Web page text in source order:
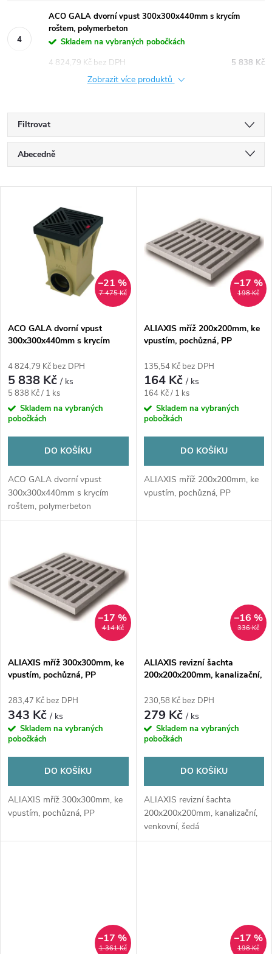
ACO GALA dvorní vpust 300x300x440mm s krycím
roštem, polymerbeton
Skladem na vybraných pobočkách
5 838 Kč
4 824,79 Kč bez DPH
Zobrazit více produktů
Filtrovat
Ř
a
p
r
o
d
u
k
t
Abecedně
Nejprodávanější
s
p
r
o
d
u
k
ů
7 475 Kč
–21 %
ACO GALA dvorní vpust
300x300x440mm s krycím
4 824,79 Kč bez DPH
5 838 Kč/ ks
Měrná
cena:
5 838 Kč / 1 ks
Skladem na vybraných
pobočkách
DO KOŠÍKU
ACO GALA dvorní vpust
300x300x440mm s krycím
roštem, polymerbeton
198 Kč
–17 %
ALIAXIS mříž 200x200mm, ke
vpustím, pochůzná, PP
135,54 Kč bez DPH
164 Kč/ ks
Měrná
cena:
164 Kč / 1 ks
Skladem na vybraných
pobočkách
DO KOŠÍKU
ALIAXIS mříž 200x200mm, ke
vpustím, pochůzná, PP
414 Kč
–17 %
ALIAXIS mříž 300x300mm, ke
vpustím, pochůzná, PP
283,47 Kč bez DPH
343 Kč/ ks
Skladem na vybraných
pobočkách
DO KOŠÍKU
ALIAXIS mříž 300x300mm, ke
vpustím, pochůzná, PP
336 Kč
–16 %
ALIAXIS revizní šachta
200x200x200mm, kanalizační,
230,58 Kč bez DPH
279 Kč/ ks
Skladem na vybraných
pobočkách
DO KOŠÍKU
ALIAXIS revizní šachta
200x200x200mm, kanalizační,
venkovní, šedá
1 361 Kč
–17 %
198 Kč
–17 %